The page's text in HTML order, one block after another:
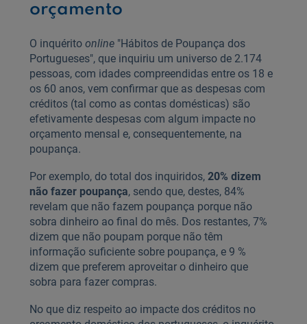
orçamento
O inquérito online"Hábitos de Poupança dos
Portugueses", que inquiriu um universo de 2.174
pessoas, com idades compreendidas entre os 18 e
os 60 anos, vem confirmar que as despesas com
créditos (tal como as contas domésticas) são
efetivamente despesas com algum impacte no
orçamento mensal e, consequentemente, na
poupança.
Por exemplo, do total dos inquiridos, 20% dizem
não fazer poupança, sendo que, destes, 84%
revelam que não fazem poupança porque não
sobra dinheiro ao final do mês. Dos restantes, 7%
dizem que não poupam porque não têm
informação suficiente sobre poupança, e 9 %
dizem que preferem aproveitar o dinheiro que
sobra para fazer compras.
No que diz respeito ao impacte dos créditos no